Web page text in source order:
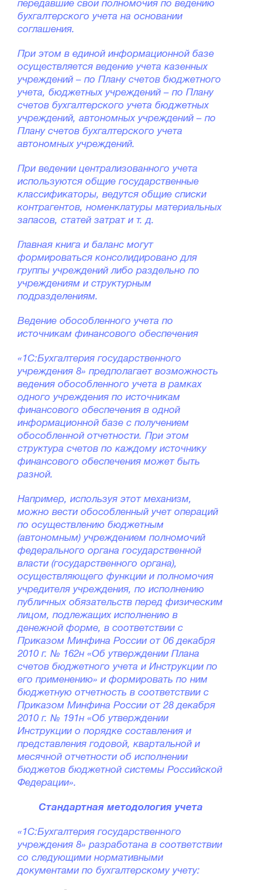
передавшие свои полномочия по ведению
бухгалтерского учета на основании
соглашения.
При этом в единой информационной базе
осуществляется ведение учета казенных
учреждений – по Плану счетов бюджетного
учета, бюджетных учреждений – по Плану
счетов бухгалтерского учета бюджетных
учреждений, автономных учреждений – по
Плану счетов бухгалтерского учета
автономных учреждений.
При ведении централизованного учета
используются общие государственные
классификаторы, ведутся общие списки
контрагентов, номенклатуры материальных
запасов, статей затрат и т. д.
Главная книга и баланс могут
формироваться консолидировано для
группы учреждений либо раздельно по
учреждениям и структурным
подразделениям.
Ведение обособленного учета по
источникам финансового обеспечения
«1С:Бухгалтерия государственного
учреждения 8» предполагает возможность
ведения обособленного учета в рамках
одного учреждения по источникам
финансового обеспечения в одной
информационной базе с получением
обособленной отчетности. При этом
структура счетов по каждому источнику
финансового обеспечения может быть
разной.
Например, используя этот механизм,
можно вести обособленный учет операций
по осуществлению бюджетным
(автономным) учреждением полномочий
федерального органа государственной
власти (государственного органа),
осуществляющего функции и полномочия
учредителя учреждения, по исполнению
публичных обязательств перед физическим
лицом, подлежащих исполнению в
денежной форме, в соответствии с
Приказом Минфина России от 06 декабря
2010 г. № 162н «Об утверждении Плана
счетов бюджетного учета и Инструкции по
его применению» и формировать по ним
бюджетную отчетность в соответствии с
Приказом Минфина России от 28 декабря
2010 г. № 191н «Об утверждении
Инструкции о порядке составления и
представления годовой, квартальной и
месячной отчетности об исполнении
бюджетов бюджетной системы Российской
Федерации».
Стандартная методология учета
«1С:Бухгалтерия государственного
учреждения 8» разработана в соответствии
со следующими нормативными
документами по бухгалтерскому учету: